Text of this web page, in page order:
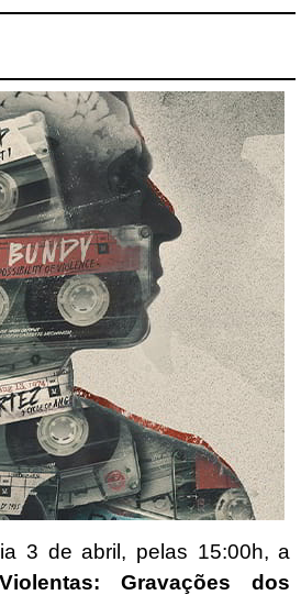
3 de abril, pelas 15:00h, a
Gravações dos